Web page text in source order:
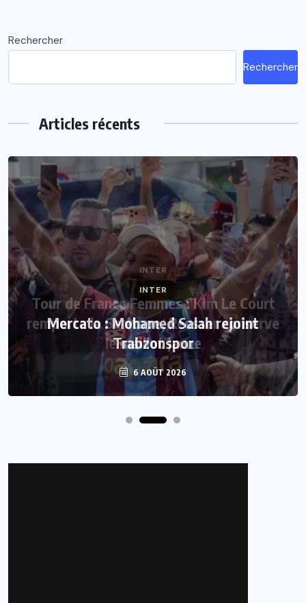
Rechercher
Rechercher
Articles récents
INTER
Mercato : Mohamed Salah rejoint
Trabzonspor
6 AOÛT 2026